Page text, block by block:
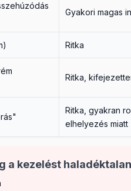
Gyakori magas
Ritka
Ritka,
Ritka, gyakran
elhelyezés miatt
a kezelést